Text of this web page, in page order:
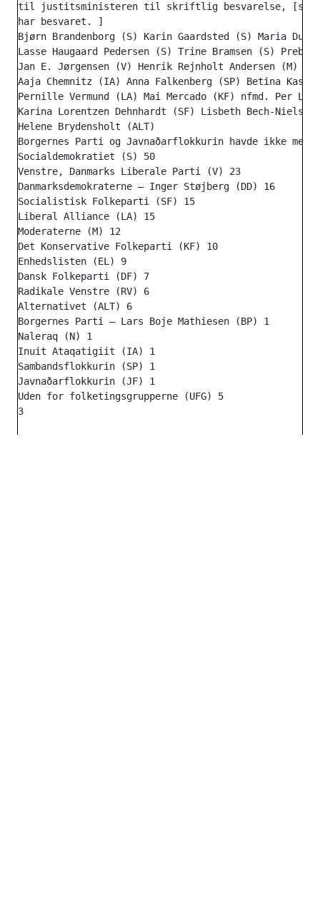
til justitsministeren til skriftlig besvarelse, [som
har besvaret. ]
Bjørn Brandenborg (S) Karin Gaardsted (S) Maria
Lasse Haugaard Pedersen (S) Trine Bramsen (S)
Jan E. Jørgensen (V) Henrik Rejnholt Andersen (M)
Aaja Chemnitz (IA) Anna Falkenberg (SP) Betina
Pernille Vermund (LA) Mai Mercado (KF) nfmd. Per
Karina Lorentzen Dehnhardt (SF) Lisbeth Bech-
Helene Brydensholt (ALT)
Borgernes Parti og Javnaðarflokkurin havde ikke
Socialdemokratiet (S) 50
Venstre, Danmarks Liberale Parti (V) 23
Danmarksdemokraterne – Inger Støjberg (DD) 16
Socialistisk Folkeparti (SF) 15
Liberal Alliance (LA) 15
Moderaterne (M) 12
Det Konservative Folkeparti (KF) 10
Enhedslisten (EL) 9
Dansk Folkeparti (DF) 7
Radikale Venstre (RV) 6
Alternativet (ALT) 6
Borgernes Parti – Lars Boje Mathiesen (BP) 1
Naleraq (N) 1
Inuit Ataqatigiit (IA) 1
Sambandsflokkurin (SP) 1
Javnaðarflokkurin (JF) 1
Uden for folketingsgrupperne (UFG) 5